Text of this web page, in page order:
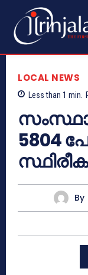
LOCAL NEWS
Less than 1 min.
5804
By